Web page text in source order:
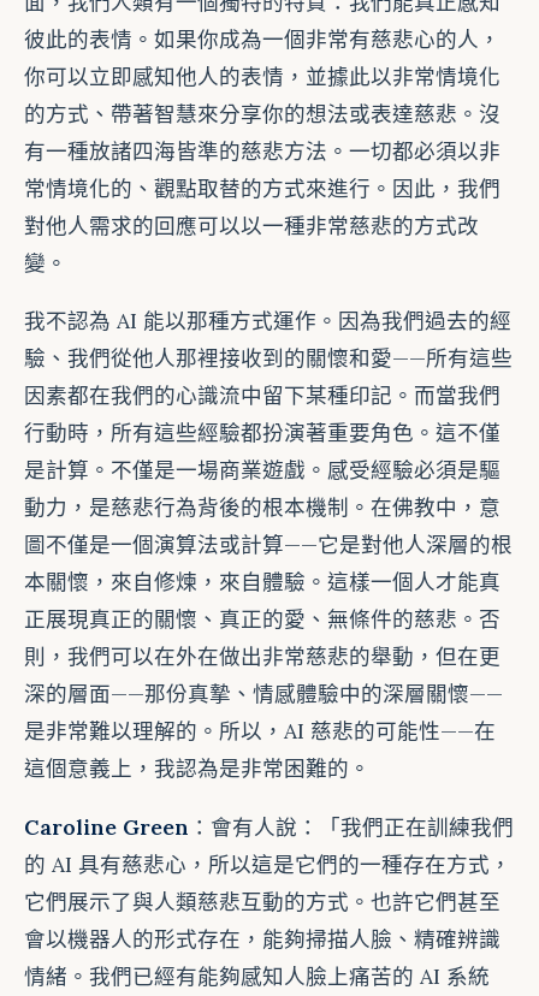
彼此的表情。如果你成為一個非常有慈悲心的人，
你可以立即感知他人的表情，並據此以非常情境化
的方式、帶著智慧來分享你的想法或表達慈悲。沒
有一種放諸四海皆準的慈悲方法。一切都必須以非
常情境化的、觀點取替的方式來進行。因此，我們
對他人需求的回應可以以一種非常慈悲的方式改
變。
我不認為 AI 能以那種方式運作。因為我們過去的經
驗、我們從他人那裡接收到的關懷和愛——所有這些
因素都在我們的心識流中留下某種印記。而當我們
行動時，所有這些經驗都扮演著重要角色。這不僅
是計算。不僅是一場商業遊戲。感受經驗必須是驅
動力，是慈悲行為背後的根本機制。在佛教中，意
圖不僅是一個演算法或計算——它是對他人深層的根
本關懷，來自修煉，來自體驗。這樣一個人才能真
正展現真正的關懷、真正的愛、無條件的慈悲。否
則，我們可以在外在做出非常慈悲的舉動，但在更
深的層面——那份真摯、情感體驗中的深層關懷——
是非常難以理解的。所以，AI 慈悲的可能性——在
這個意義上，我認為是非常困難的。
Caroline Green ：會有人說：「我們正在訓練我們
的 AI 具有慈悲心，所以這是它們的一種存在方式，
它們展示了與人類慈悲互動的方式。也許它們甚至
會以機器人的形式存在，能夠掃描人臉、精確辨識
情緒。我們已經有能夠感知人臉上痛苦的 AI 系統